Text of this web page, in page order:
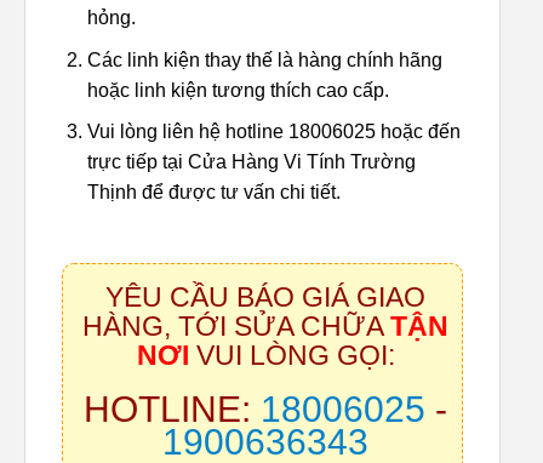
hỏng.
Các linh kiện thay thế là hàng chính hãng
hoặc linh kiện tương thích cao cấp.
Vui lòng liên hệ hotline 18006025 hoặc đến
trực tiếp tại Cửa Hàng Vi Tính Trường
Thịnh để được tư vấn chi tiết.
YÊU CẦU BÁO GIÁ GIAO
HÀNG, TỚI SỬA CHỮATẬN
NƠI VUI LÒNG GỌI:
HOTLINE: 18006025 -
1900636343